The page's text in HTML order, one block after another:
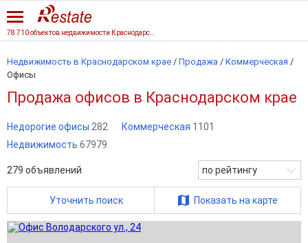
Недвижимость в Краснодарском крае / Продажа / Коммерческая /
Офисы
Продажа офисов в Краснодарском крае
Недорогие офисы 282 Коммерческая 1101
Недвижимость 67979
279 объявлений по рейтингу
Уточнить поиск Показать на карте